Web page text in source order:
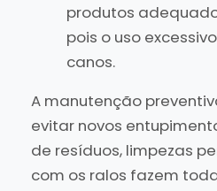
produtos
pois o uso
canos.
A manutenção
evitar novos
de resíduos, limpezas
com os ralos fazem